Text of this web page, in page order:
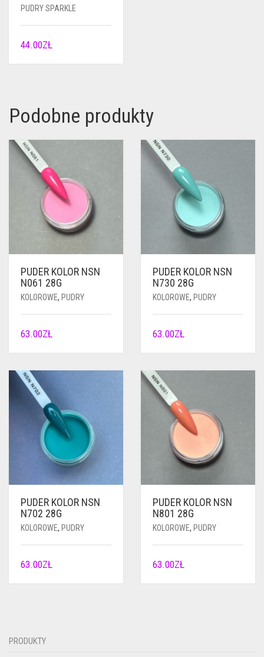
PUDRY SPARKLE
44.00ZŁ
Podobne produkty
PUDER KOLOR NSN
N061 28G
KOLOROWE, PUDRY
63.00ZŁ
PUDER KOLOR NSN
N730 28G
KOLOROWE, PUDRY
63.00ZŁ
PUDER KOLOR NSN
N702 28G
KOLOROWE, PUDRY
63.00ZŁ
PUDER KOLOR NSN
N801 28G
KOLOROWE, PUDRY
63.00ZŁ
PRODUKTY